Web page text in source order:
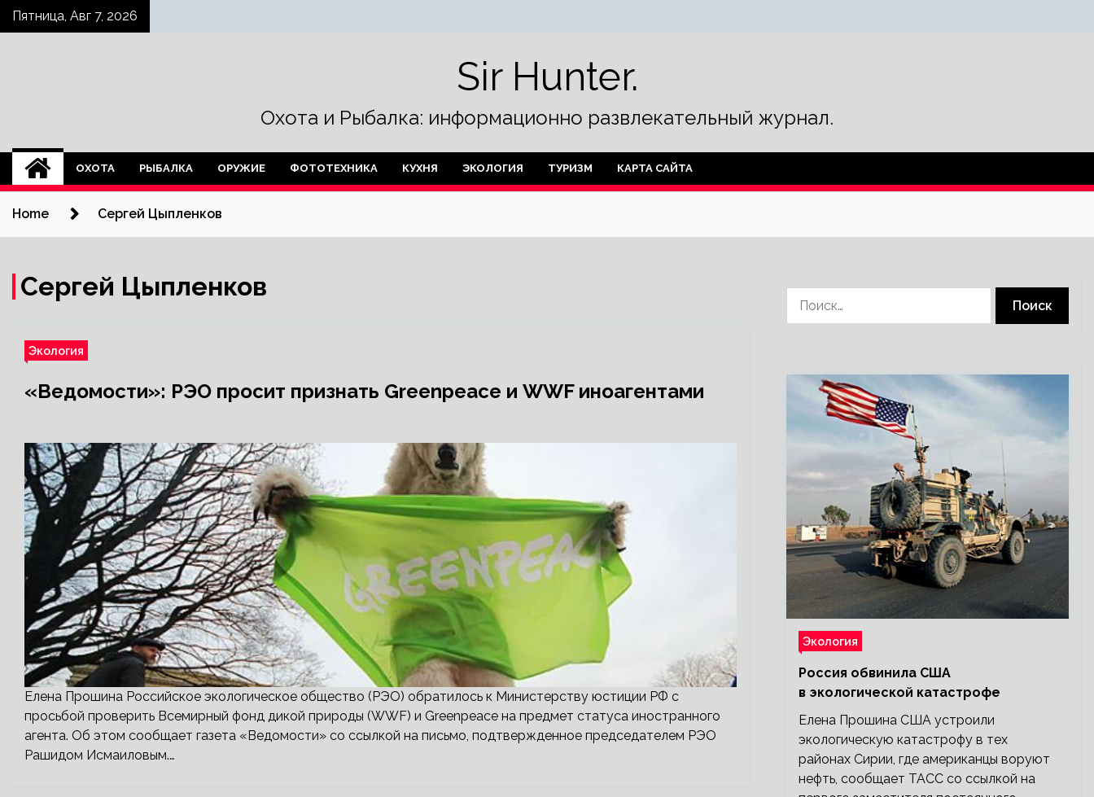
SkipПятница, Авг 7, 2026
Sir Hunter.
Охота и Рыбалка: информационно развлекательный журнал.
ОХОТА РЫБАЛКА ОРУЖИЕ ФОТОТЕХНИКА КУХНЯ ЭКОЛОГИЯ ТУРИЗМ КАРТА САЙТА
Home Сергей Цыпленков
Сергей Цыпленков
Экология
«Ведомости»: РЭО просит признать Greenpeace и WWF иноагентами
Елена Прошина Российское экологическое общество (РЭО) обратилось к Министерству юстиции РФ с
просьбой проверить Всемирный фонд дикой природы (WWF) и Greenpeace на предмет статуса иностранного
агента. Об этом сообщает газета «Ведомости» со ссылкой на письмо, подтвержденное председателем РЭО
Рашидом Исмаиловым.…
Экология
Россия обвинила США
в экологической катастрофе
Елена Прошина США устроили
экологическую катастрофу в тех
районах Сирии, где американцы воруют
нефть, сообщает ТАСС со ссылкой на